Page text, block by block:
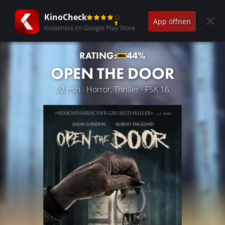
KinoCheck
Kostenlos im Google Play Store
App öffnen
RATING: 44%
OPEN THE DOOR
92 min · Horror, Thriller · FSK 16